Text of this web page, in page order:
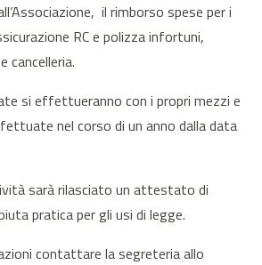
il rimborso spese per i
RC e polizza infortuni,
cancelleria.
si effettueranno con i propri mezzi e
nel corso di un anno dalla data
sarà rilasciato un attestato di
pratica per gli usi di legge.
contattare la segreteria allo